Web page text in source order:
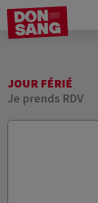
JOUR FÉRIÉ
Je prends RDV